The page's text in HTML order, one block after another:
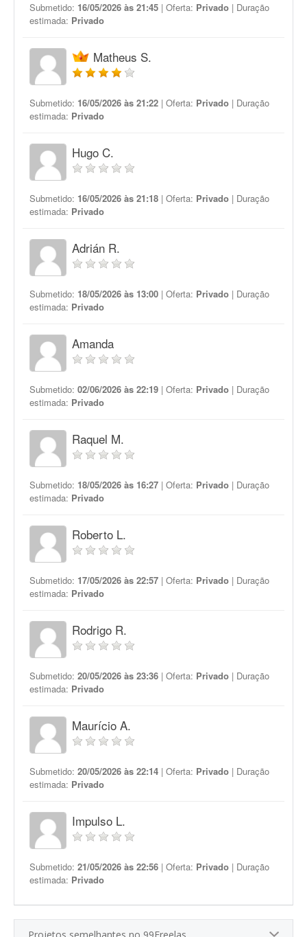
Submetido: 16/05/2026 às 21:45 | Oferta: Privado | Duração
estimada: Privado
Matheus S.
Submetido: 16/05/2026 às 21:22 | Oferta: Privado | Duração
estimada: Privado
Hugo C.
Submetido: 16/05/2026 às 21:18 | Oferta: Privado | Duração
estimada: Privado
Adrián R.
Submetido: 18/05/2026 às 13:00 | Oferta: Privado | Duração
estimada: Privado
Amanda
Submetido: 02/06/2026 às 22:19 | Oferta: Privado | Duração
estimada: Privado
Raquel M.
Submetido: 18/05/2026 às 16:27 | Oferta: Privado | Duração
estimada: Privado
Roberto L.
Submetido: 17/05/2026 às 22:57 | Oferta: Privado | Duração
estimada: Privado
Rodrigo R.
Submetido: 20/05/2026 às 23:36 | Oferta: Privado | Duração
estimada: Privado
Maurício A.
Submetido: 20/05/2026 às 22:14 | Oferta: Privado | Duração
estimada: Privado
Impulso L.
Submetido: 21/05/2026 às 22:56 | Oferta: Privado | Duração
estimada: Privado